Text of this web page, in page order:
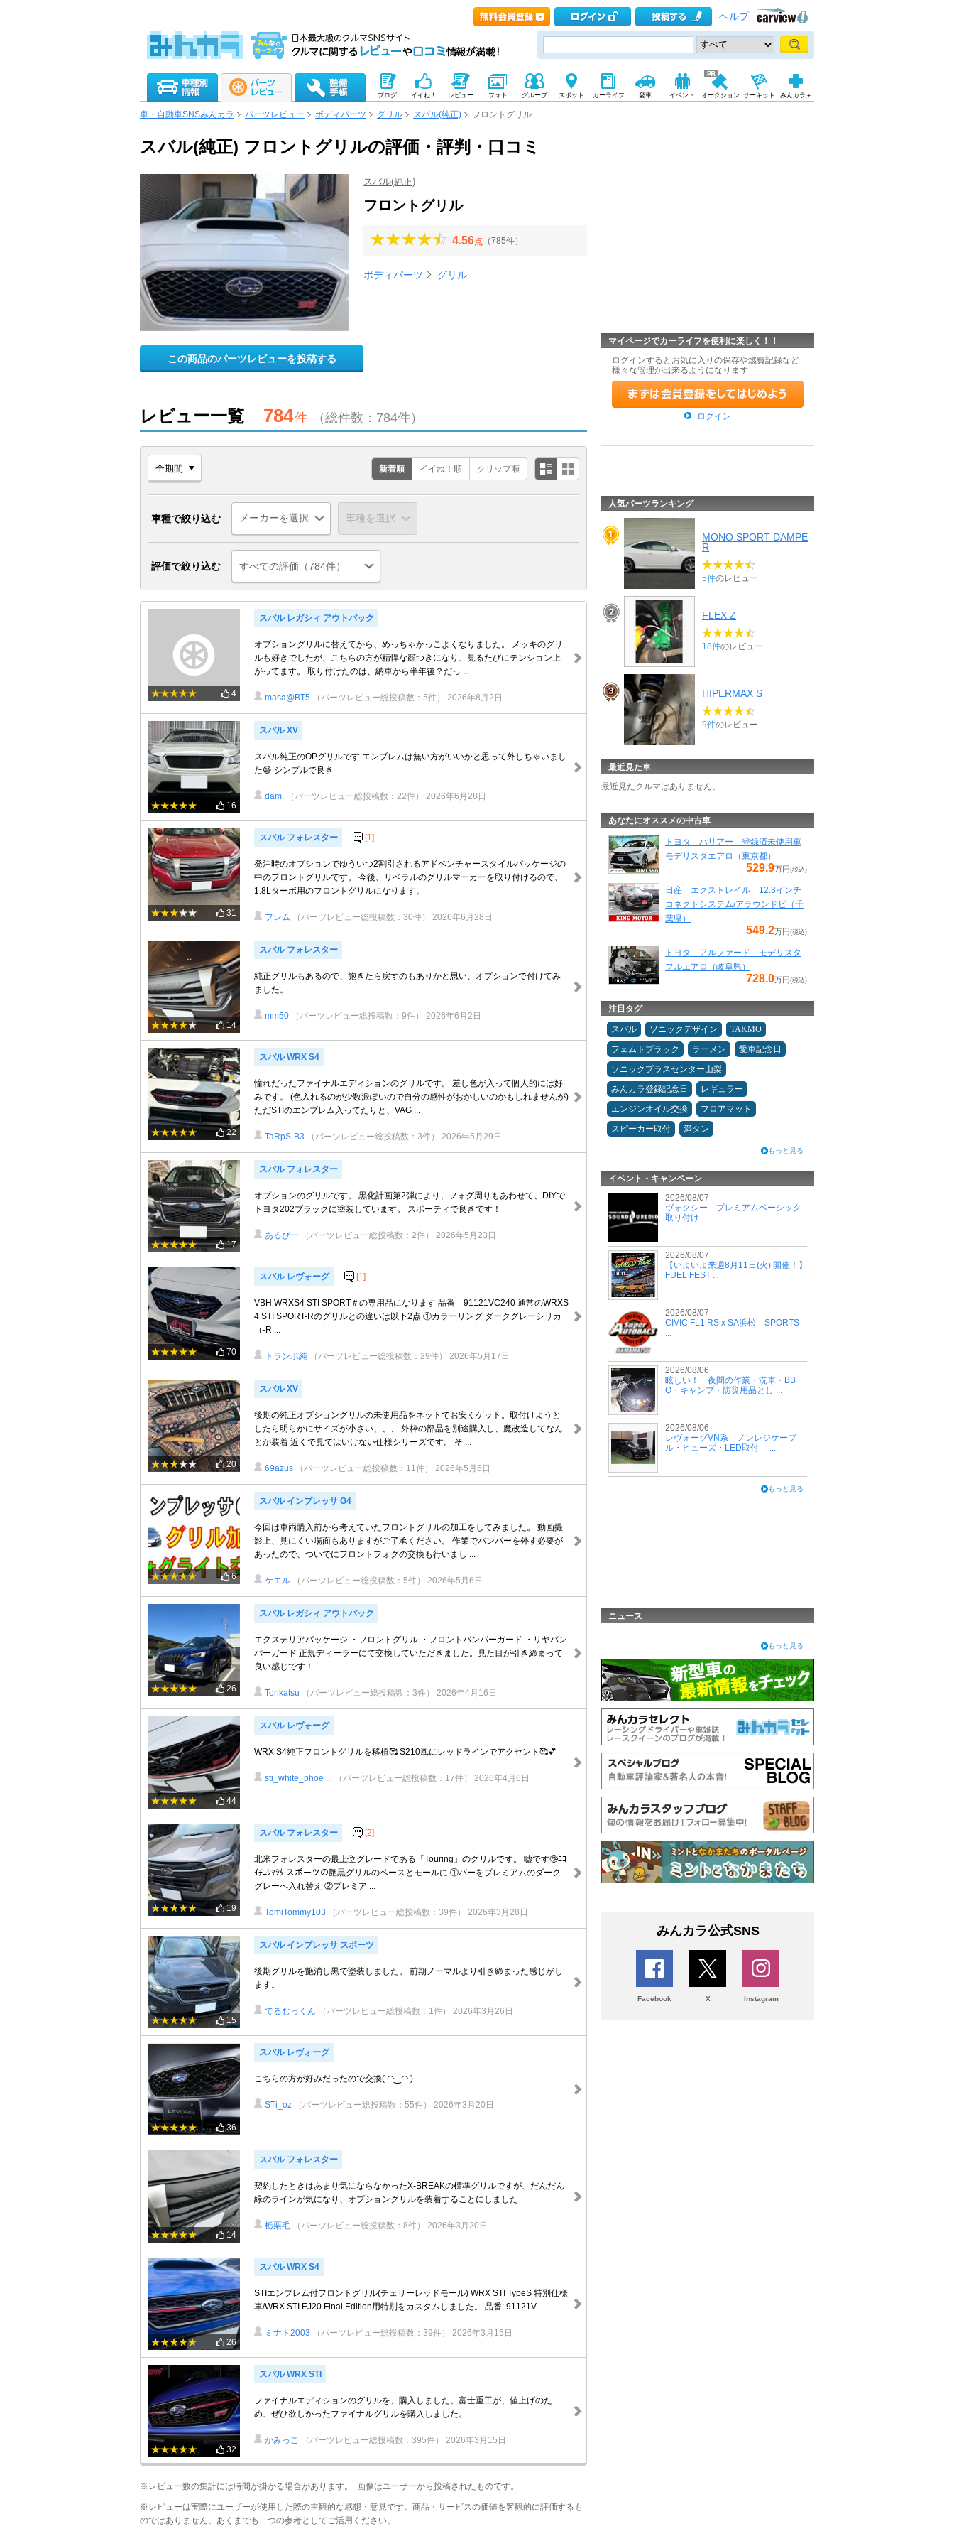
ヘルプ
ブログ イイね！ レビュー フォト グループ スポット カーライフ 愛車 イベント オークション サーキット みんカラ＋
車・自動車SNSみんカラ パーツレビュー ボディパーツ グリル スバル(純正) フロントグリル
スバル(純正) フロントグリルの評価・評判・口コミ
スバル(純正)
フロントグリル
4.56点 （785件）
ボディパーツ グリル
この商品のパーツレビューを投稿する
レビュー一覧 784件 （総件数：784件）
新着順 イイね！順 クリップ順
車種で絞り込む
評価で絞り込む すべての評価（784件）
4
スバル レガシィ アウトバック
オプショングリルに替えてから、めっちゃかっこよくなりました。 メッキのグリ
ルも好きでしたが、こちらの方が精悍な顔つきになり、見るたびにテンション上
がってます。 取り付けたのは、納車から半年後？だっ ...
masa@BT5 （パーツレビュー総投稿数：5件） 2026年8月2日
16
スバル XV
スバル純正のOPグリルです エンブレムは無い方がいいかと思って外しちゃいまし
た😅 シンプルで良き
dam. （パーツレビュー総投稿数：22件） 2026年6月28日
31
スバル フォレスター [1]
発注時のオプションでゆういつ2割引されるアドベンチャースタイルパッケージの
中のフロントグリルです。 今後、リベラルのグリルマーカーを取り付けるので、
1.8Lターボ用のフロントグリルになります。
フレム （パーツレビュー総投稿数：30件） 2026年6月28日
14
スバル フォレスター
純正グリルもあるので、飽きたら戻すのもありかと思い、オプションで付けてみ
ました。
mm50 （パーツレビュー総投稿数：9件） 2026年6月2日
22
スバル WRX S4
憧れだったファイナルエディションのグリルです。 差し色が入って個人的には好
みです。 (色入れるのが少数派ぽいので自分の感性がおかしいのかもしれませんが)
ただSTIのエンブレム入ってたりと、VAG ...
TaRpS-B3 （パーツレビュー総投稿数：3件） 2026年5月29日
17
スバル フォレスター
オプションのグリルです。 黒化計画第2弾により、フォグ周りもあわせて、DIYで
トヨタ202ブラックに塗装しています。 スポーティで良きです！
あるぴー （パーツレビュー総投稿数：2件） 2026年5月23日
70
スバル レヴォーグ [1]
VBH WRXS4 STI SPORT＃の専用品になります 品番 91121VC240 通常のWRXS
4 STI SPORT-Rのグリルとの違いは以下2点 ①カラーリング ダークグレーシリカ
（-R ...
トランポ純 （パーツレビュー総投稿数：29件） 2026年5月17日
20
スバル XV
後期の純正オプショングリルの未使用品をネットでお安くゲット。取付けようと
したら明らかにサイズが小さい、、、 外枠の部品を別途購入し、魔改造してなん
とか装着 近くで見てはいけない仕様シリーズです。 そ ...
69azus （パーツレビュー総投稿数：11件） 2026年5月6日
6
スバル インプレッサ G4
今回は車両購入前から考えていたフロントグリルの加工をしてみました。 動画撮
影上、見にくい場面もありますがご了承ください。 作業でバンパーを外す必要が
あったので、ついでにフロントフォグの交換も行いまし ...
ケエル （パーツレビュー総投稿数：5件） 2026年5月6日
26
スバル レガシィ アウトバック
エクステリアパッケージ ・フロントグリル ・フロントバンパーガード ・リヤバン
パーガード 正規ディーラーにて交換していただきました。見た目が引き締まって
良い感じです！
Tonkatsu （パーツレビュー総投稿数：3件） 2026年4月16日
44
スバル レヴォーグ
WRX S4純正フロントグリルを移植🥰 S210風にレッドラインでアクセント🥰💕
sti_white_phoe ... （パーツレビュー総投稿数：17件） 2026年4月6日
19
スバル フォレスター [2]
北米フォレスターの最上位グレードである「Touring」のグリルです。 嘘です🤥ﾆｺ
ｲﾁﾆｼﾏｼﾀ スポーツの艶黒グリルのベースとモールに ①バーをプレミアムのダーク
グレーへ入れ替え ②プレミア ...
TomiTommy103 （パーツレビュー総投稿数：39件） 2026年3月28日
15
スバル インプレッサ スポーツ
後期グリルを艶消し黒で塗装しました。 前期ノーマルより引き締まった感じがし
ます。
てるむっくん （パーツレビュー総投稿数：1件） 2026年3月26日
36
スバル レヴォーグ
こちらの方が好みだったので交換( ◠‿◠ )
STi_oz （パーツレビュー総投稿数：55件） 2026年3月20日
14
スバル フォレスター
契約したときはあまり気にならなかったX-BREAKの標準グリルですが、だんだん
緑のラインが気になり、オプショングリルを装着することにしました
栃栗毛 （パーツレビュー総投稿数：8件） 2026年3月20日
26
スバル WRX S4
STIエンブレム付フロントグリル(チェリーレッドモール) WRX STI TypeS 特別仕様
車/WRX STI EJ20 Final Edition用特別をカスタムしました。 品番: 91121V ...
ミナト2003 （パーツレビュー総投稿数：39件） 2026年3月15日
32
スバル WRX STI
ファイナルエディションのグリルを、購入しました。富士重工が、値上げのた
め、ぜひ欲しかったファイナルグリルを購入しました。
かみっこ （パーツレビュー総投稿数：395件） 2026年3月15日
※レビュー数の集計には時間が掛かる場合があります。 画像はユーザーから投稿されたものです。
※レビューは実際にユーザーが使用した際の主観的な感想・意見です。商品・サービスの価値を客観的に評価するも
のではありません。あくまでも一つの参考としてご活用ください。
マイページでカーライフを便利に楽しく！！
ログインするとお気に入りの保存や燃費記録など
様々な管理が出来るようになります
ログイン
人気パーツランキング
MONO SPORT DAMPE
R
5件のレビュー
FLEX Z
18件のレビュー
HIPERMAX S
9件のレビュー
最近見た車
最近見たクルマはありません。
あなたにオススメの中古車
トヨタ ハリアー 登録済未使用車
モデリスタエアロ（東京都）
529.9万円(税込)
日産 エクストレイル 12.3インチ
コネクトシステム/アラウンドビ（千
葉県）
549.2万円(税込)
トヨタ アルファード モデリスタ
フルエアロ（岐阜県）
728.0万円(税込)
注目タグ
スバル ソニックデザイン
TAKMO
フェムトブラック
ラーメン
愛車記念日
ソニックプラスセンター山梨
みんカラ登録記念日
レギュラー
エンジンオイル交換
フロアマット
スピーカー取付
満タン
もっと見る
イベント・キャンペーン
2026/08/07
ヴォクシー プレミアムベーシック
取り付け
2026/08/07
【いよいよ来週8月11日(火) 開催！】
FUEL FEST ...
2026/08/07
CIVIC FL1 RS x SA浜松 SPORTS
...
2026/08/06
眩しい！ 夜間の作業・洗車・BB
Q・キャンプ・防災用品とし ...
2026/08/06
レヴォーグVN系 ノンレジケーブ
ル・ヒューズ・LED取付 ...
もっと見る
ニュース
もっと見る
みんカラ公式SNS
Facebook X Instagram